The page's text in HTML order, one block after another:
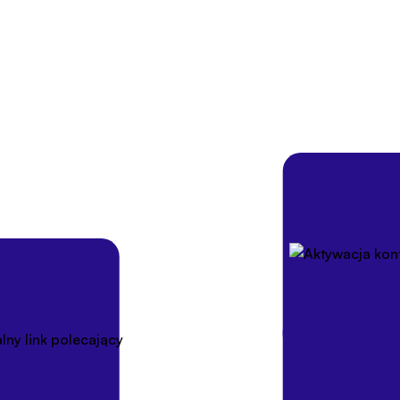
stworzyliśmy z myślą o prostocie i
wynagrodzenia i
użycia link zaraz po rejestracji.